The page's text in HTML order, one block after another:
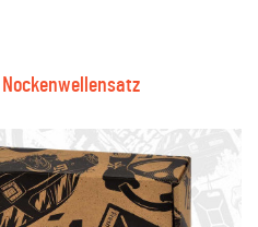
Nockenwellensatz